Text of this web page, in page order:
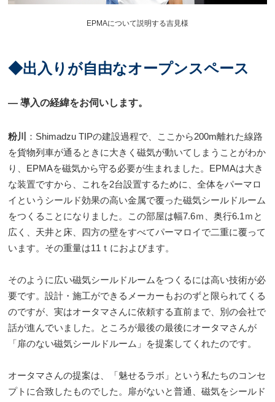
EPMAについて説明する吉見様
◆出入りが自由なオープンスペース
― 導入の経緯をお伺いします。
粉川
：Shimadzu TIPの建設過程で、ここから200m離れた線路
を貨物列車が通るときに大きく磁気が動いてしまうことがわか
り、EPMAを磁気から守る必要が生まれました。EPMAは大き
な装置ですから、これを2台設置するために、全体をパーマロ
イというシールド効果の高い金属で覆った磁気シールドルーム
をつくることになりました。この部屋は幅7.6ｍ、奥行6.1ｍと
広く、天井と床、四方の壁をすべてパーマロイで二重に覆って
います。その重量は11ｔにおよびます。
そのように広い磁気シールドルームをつくるには高い技術が必
要です。設計・施工ができるメーカーもおのずと限られてくる
のですが、実はオータマさんに依頼する直前まで、別の会社で
話が進んでいました。ところが最後の最後にオータマさんが
「扉のない磁気シールドルーム」を提案してくれたのです。
オータマさんの提案は、「魅せるラボ」という私たちのコンセ
プトに合致したものでした。扉がないと普通、磁気をシールド